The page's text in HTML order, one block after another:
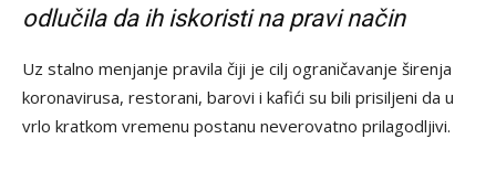
odlučila da ih iskoristi na pravi način
Uz stalno menjanje pravila čiji je cilj ograničavanje širenja
koronavirusa, restorani, barovi i kafići su bili prisiljeni da u
vrlo kratkom vremenu postanu neverovatno prilagodljivi.